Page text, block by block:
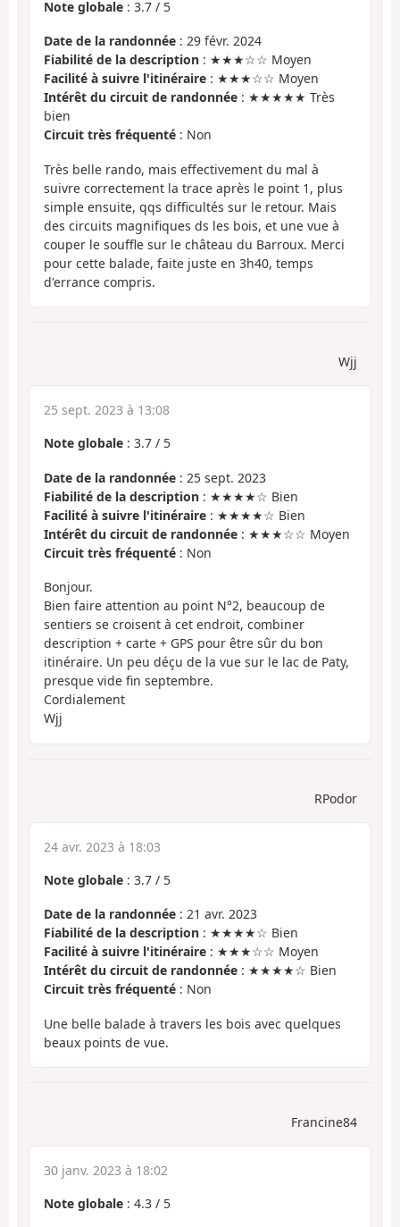
Note globale : 3.7 / 5
Date de la randonnée : 29 févr. 2024
Fiabilité de la description : ★★★☆☆ Moyen
Facilité à suivre l'itinéraire : ★★★☆☆ Moyen
Intérêt du circuit de randonnée : ★★★★★ Très
bien
Circuit très fréquenté : Non
Très belle rando, mais effectivement du mal à
suivre correctement la trace après le point 1, plus
simple ensuite, qqs difficultés sur le retour. Mais
des circuits magnifiques ds les bois, et une vue à
couper le souffle sur le château du Barroux. Merci
pour cette balade, faite juste en 3h40, temps
d'errance compris.
Wjj
25 sept. 2023 à 13:08
Note globale : 3.7 / 5
Date de la randonnée : 25 sept. 2023
Fiabilité de la description : ★★★★☆ Bien
Facilité à suivre l'itinéraire : ★★★★☆ Bien
Intérêt du circuit de randonnée : ★★★☆☆ Moyen
Circuit très fréquenté : Non
Bonjour.
Bien faire attention au point N°2, beaucoup de
sentiers se croisent à cet endroit, combiner
description + carte + GPS pour être sûr du bon
itinéraire. Un peu déçu de la vue sur le lac de Paty,
presque vide fin septembre.
Cordialement
Wjj
RPodor
24 avr. 2023 à 18:03
Note globale : 3.7 / 5
Date de la randonnée : 21 avr. 2023
Fiabilité de la description : ★★★★☆ Bien
Facilité à suivre l'itinéraire : ★★★☆☆ Moyen
Intérêt du circuit de randonnée : ★★★★☆ Bien
Circuit très fréquenté : Non
Une belle balade à travers les bois avec quelques
beaux points de vue.
Francine84
30 janv. 2023 à 18:02
Note globale : 4.3 / 5